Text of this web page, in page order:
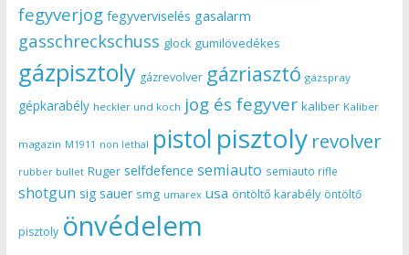
fegyverjog fegyverviselés gasalarm
gasschreckschuss glock gumilövedékes
gázpisztoly gázrevolver gázriasztó gázspray
gépkarabély heckler und koch jog és fegyver kaliber Kaliber
magazin M1911 non lethal pistol pisztoly revolver
rubber bullet Ruger selfdefence semiauto semiauto rifle
shotgun sig sauer smg umarex usa öntöltő karabély öntöltő
pisztoly önvédelem